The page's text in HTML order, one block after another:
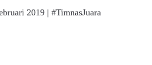
2019 | #TimnasJuara